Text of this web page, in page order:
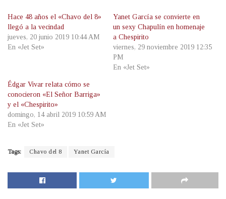
Hace 48 años el «Chavo del 8»
llegó a la vecindad
jueves, 20 junio 2019 10:44 AM
En «Jet Set»
Yanet García se convierte en
un sexy Chapulín en homenaje
a Chespirito
viernes, 29 noviembre 2019 12:35
PM
En «Jet Set»
Édgar Vivar relata cómo se
conocieron «El Señor Barriga»
y el «Chespirito»
domingo, 14 abril 2019 10:59 AM
En «Jet Set»
Tags: Chavo del 8 Yanet García